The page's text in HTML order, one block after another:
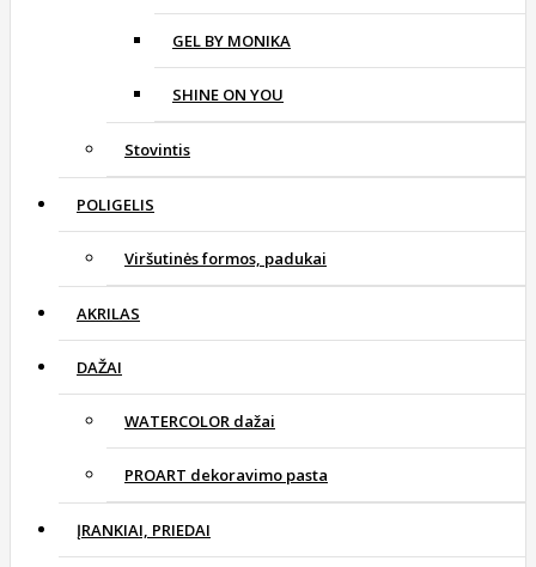
GEL BY MONIKA
SHINE ON YOU
Stovintis
POLIGELIS
Viršutinės formos, padukai
AKRILAS
DAŽAI
WATERCOLOR dažai
PROART dekoravimo pasta
ĮRANKIAI, PRIEDAI